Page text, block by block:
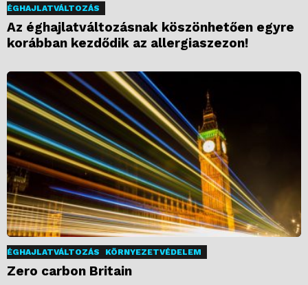
ÉGHAJLATVÁLTOZÁS
Az éghajlatváltozásnak köszönhetően egyre
korábban kezdődik az allergiaszezon!
ÉGHAJLATVÁLTOZÁS KÖRNYEZETVÉDELEM
Zero carbon Britain